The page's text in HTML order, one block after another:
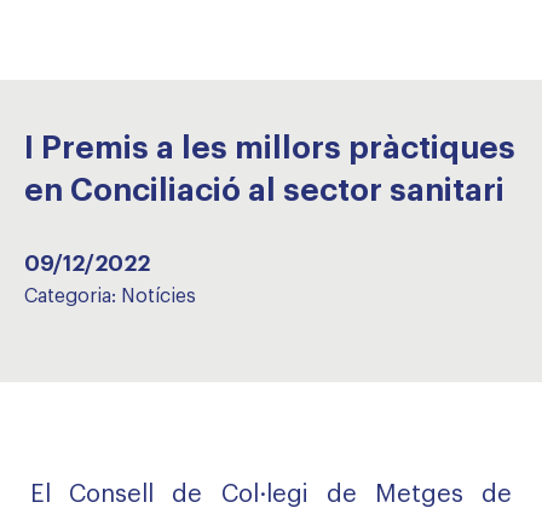
I Premis a les millors pràctiques
en Conciliació al sector sanitari
09/12/2022
Categoria: Notícies
El Consell de Col·legi de Metges de